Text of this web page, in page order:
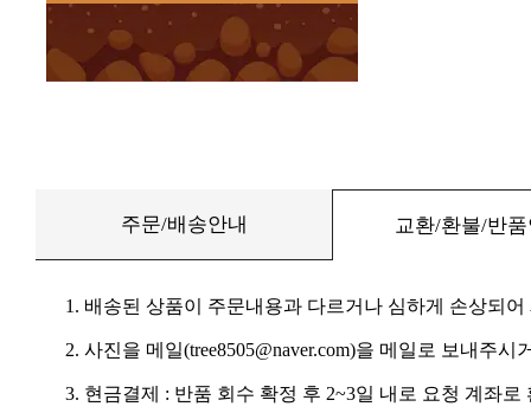
주문/배송안내 교환/환불/반
1. 배송된 상품이 주문내용과 다르거나 심하게 손상되
2. 사진을 메일(tree8505@naver.com)을 메일로 보내주시
3. 현금결제 : 반품 회수 확정 후 2~3일 내로 요청 계좌로